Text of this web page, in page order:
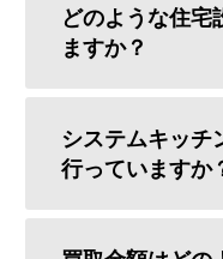
どのような住宅
ますか？
システムキッチ
行っていますか